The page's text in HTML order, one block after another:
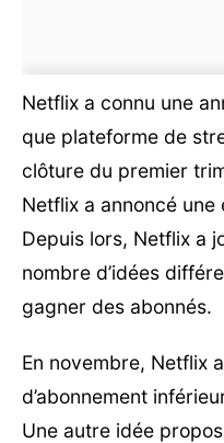
Netflix a connu une
que plateforme de
clôture du premier
Netflix a annoncé une
Depuis lors, Netflix a
nombre d’idées
gagner des abonnés.
En novembre, Netflix
d’abonnement
Une autre idée